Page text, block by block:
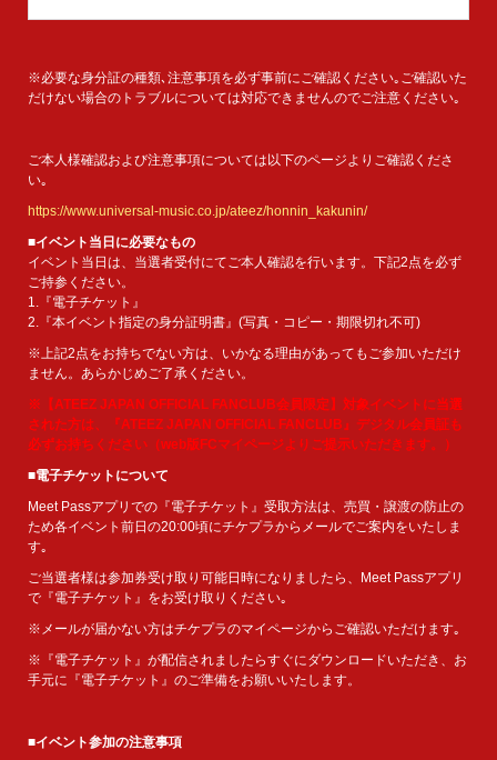
※必要な身分証の種類､注意事項を必ず事前にご確認ください｡ご確認いた
だけない場合のトラブルについては対応できませんのでご注意ください｡
ご本人様確認および注意事項については以下のページよりご確認くださ
い｡
https://www.universal-music.co.jp/ateez/honnin_kakunin/
■イベント当日に必要なもの
イベント当日は、当選者受付にてご本人確認を行います。下記2点を必ず
ご持参ください。
1.『電子チケット』
2.『本イベント指定の身分証明書』(写真・コピー・期限切れ不可)
※上記2点をお持ちでない方は、いかなる理由があってもご参加いただけ
ません。あらかじめご了承ください。
※【ATEEZ JAPAN OFFICIAL FANCLUB会員限定】対象イベントに当選
された方は、『ATEEZ JAPAN OFFICIAL FANCLUB』デジタル会員証も
必ずお持ちください（web版FCマイページよりご提示いただきます。）
■電子チケットについて
Meet Passアプリでの『電子チケット』受取方法は、売買・譲渡の防止の
ため各イベント前日の20:00頃にチケプラからメールでご案内をいたしま
す｡
ご当選者様は参加券受け取り可能日時になりましたら、Meet Passアプリ
で『電子チケット』をお受け取りください｡
※メールが届かない方はチケプラのマイページからご確認いただけます｡
※『電子チケット』が配信されましたらすぐにダウンロードいただき、お
手元に『電子チケット』のご準備をお願いいたします。
■イベント参加の注意事項